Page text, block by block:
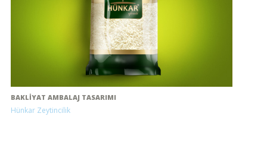
BAKLIYAT AMBALAJ TASARIMI
Hünkar Zeytincilik